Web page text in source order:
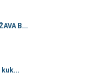
B...
kuk...